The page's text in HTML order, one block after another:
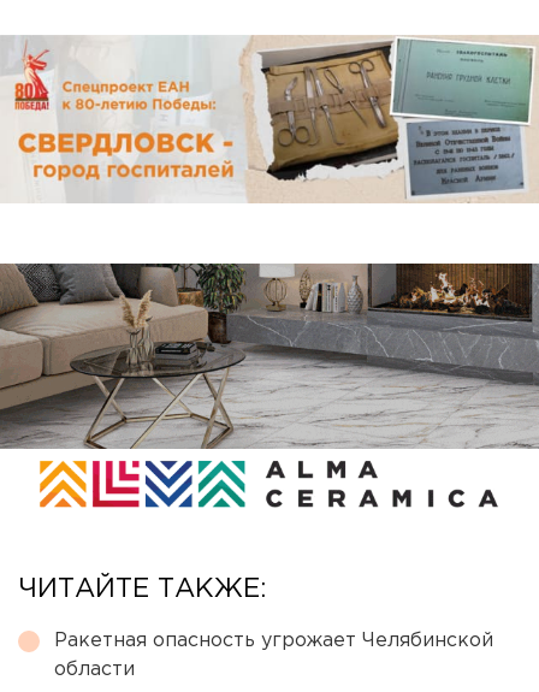
ЧИТАЙТЕ ТАКЖЕ:
Ракетная опасность угрожает Челябинской
области